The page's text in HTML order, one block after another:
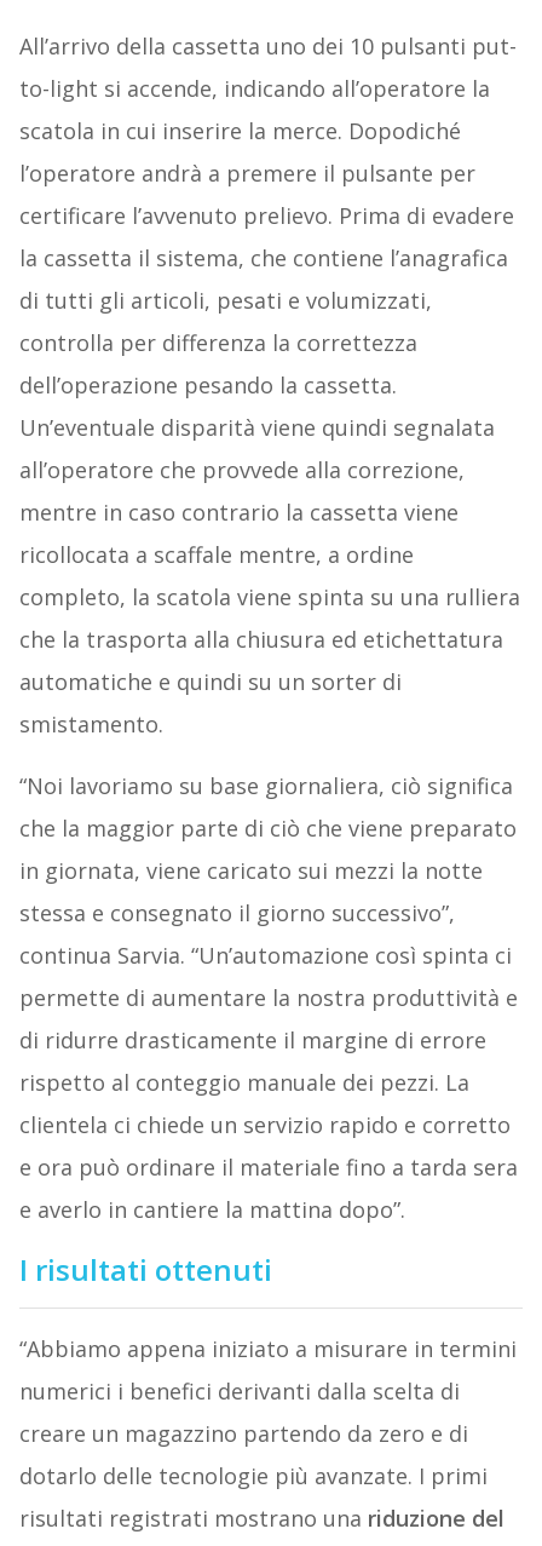
All’arrivo della cassetta uno dei 10 pulsanti put-
to-light si accende, indicando all’operatore la
scatola in cui inserire la merce. Dopodiché
l’operatore andrà a premere il pulsante per
certificare l’avvenuto prelievo. Prima di evadere
la cassetta il sistema, che contiene l’anagrafica
di tutti gli articoli, pesati e volumizzati,
controlla per differenza la correttezza
dell’operazione pesando la cassetta.
Un’eventuale disparità viene quindi segnalata
all’operatore che provvede alla correzione,
mentre in caso contrario la cassetta viene
ricollocata a scaffale mentre, a ordine
completo, la scatola viene spinta su una rulliera
che la trasporta alla chiusura ed etichettatura
automatiche e quindi su un sorter di
smistamento.
“Noi lavoriamo su base giornaliera, ciò significa
che la maggior parte di ciò che viene preparato
in giornata, viene caricato sui mezzi la notte
stessa e consegnato il giorno successivo”,
continua Sarvia. “Un’automazione così spinta ci
permette di aumentare la nostra produttività e
di ridurre drasticamente il margine di errore
rispetto al conteggio manuale dei pezzi. La
clientela ci chiede un servizio rapido e corretto
e ora può ordinare il materiale fino a tarda sera
e averlo in cantiere la mattina dopo”.
I risultati ottenuti
“Abbiamo appena iniziato a misurare in termini
numerici i benefici derivanti dalla scelta di
creare un magazzino partendo da zero e di
dotarlo delle tecnologie più avanzate. I primi
risultati registrati mostrano una riduzione del